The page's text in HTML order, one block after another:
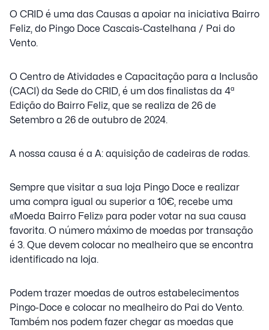
O CRID é uma das Causas a apoiar na iniciativa Bairro
Feliz, do Pingo Doce Cascais-Castelhana / Pai do
Vento.
O Centro de Atividades e Capacitação para a Inclusão
(CACI) da Sede do CRID, é um dos finalistas da 4ª
Edição do Bairro Feliz, que se realiza de 26 de
Setembro a 26 de outubro de 2024.
A nossa causa é a A: aquisição de cadeiras de rodas.
Sempre que visitar a sua loja Pingo Doce e realizar
uma compra igual ou superior a 10€, recebe uma
«Moeda Bairro Feliz» para poder votar na sua causa
favorita. O número máximo de moedas por transação
é 3. Que devem colocar no mealheiro que se encontra
identificado na loja.
Podem trazer moedas de outros estabelecimentos
Pingo-Doce e colocar no mealheiro do Pai do Vento.
Também nos podem fazer chegar as moedas que